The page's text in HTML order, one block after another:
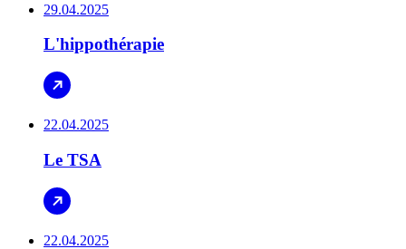
29.04.2025
L'hippothérapie
22.04.2025
Le TSA
22.04.2025